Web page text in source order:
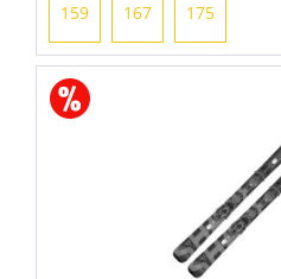
159 167 175